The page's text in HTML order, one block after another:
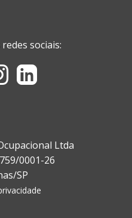
sociais:
Ltda
0001-26
SP